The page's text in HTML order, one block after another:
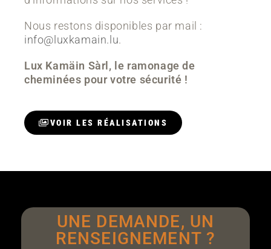
Nous restons disponibles par mail :
info@luxkamain.lu.
Lux Kamäin Sàrl, le ramonage de
cheminées pour votre sécurité !
VOIR LES RÉALISATIONS
UNE DEMANDE, UN
RENSEIGNEMENT ?